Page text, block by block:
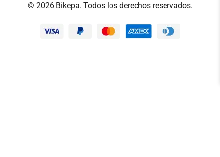
© 2026 Bikepa. Todos los derechos reservados.